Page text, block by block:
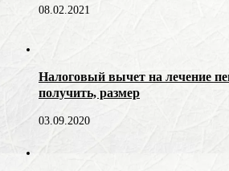
08.02.2021
Налоговый вычет на лечение
получить, размер
03.09.2020